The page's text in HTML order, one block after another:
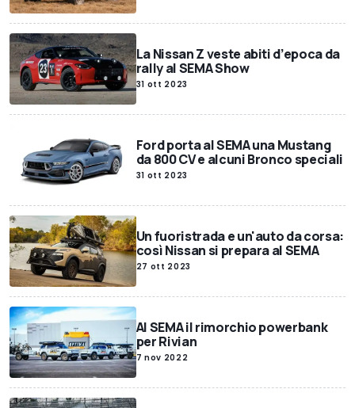
La Nissan Z veste abiti d’epoca da
rally al SEMA Show
31 ott 2023
Ford porta al SEMA una Mustang
da 800 CV e alcuni Bronco speciali
31 ott 2023
Un fuoristrada e un'auto da corsa:
così Nissan si prepara al SEMA
27 ott 2023
Al SEMA il rimorchio powerbank
per Rivian
7 nov 2022